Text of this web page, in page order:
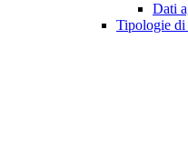
Dati
Tipologie di